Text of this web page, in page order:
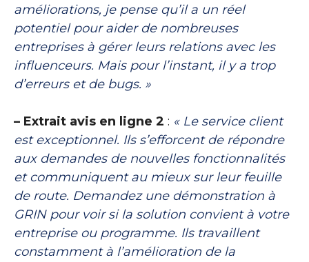
améliorations, je pense qu’il a un réel
potentiel pour aider de nombreuses
entreprises à gérer leurs relations avec les
influenceurs. Mais pour l’instant, il y a trop
d’erreurs et de bugs. »
– Extrait avis en ligne 2 : « Le service client
est exceptionnel. Ils s’efforcent de répondre
aux demandes de nouvelles fonctionnalités
et communiquent au mieux sur leur feuille
de route. Demandez une démonstration à
GRIN pour voir si la solution convient à votre
entreprise ou programme. Ils travaillent
constamment à l’amélioration de la